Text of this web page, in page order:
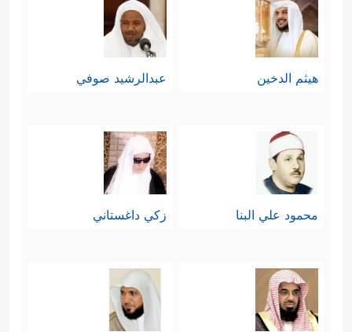
هيثم الدخين عبدالرشيد صوفي
محمود علي البنا زكي داغستاني